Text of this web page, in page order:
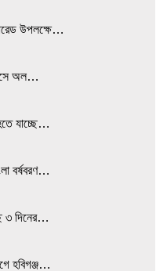
উপলক্ষে…
অল…
যাচ্ছে…
বর্ষবরণ…
৩ দিনের…
হবিগঞ্জ…